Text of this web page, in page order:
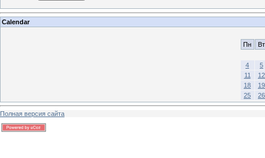
Calendar
Пн Вт
4
5
11
12
18
19
25
26
Полная версия сайта